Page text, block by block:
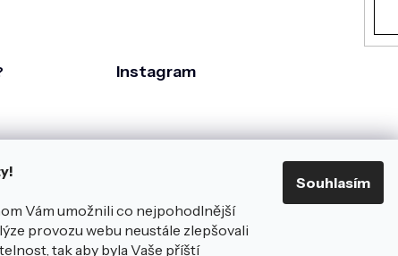
Vám umožnili co nejpohodlnější
provozu webu neustále zlepšovali
tak aby byla Vaše příští
Souhlasím
podle
za
na
hodnocení
Instagram
Sledovat na Instagramu